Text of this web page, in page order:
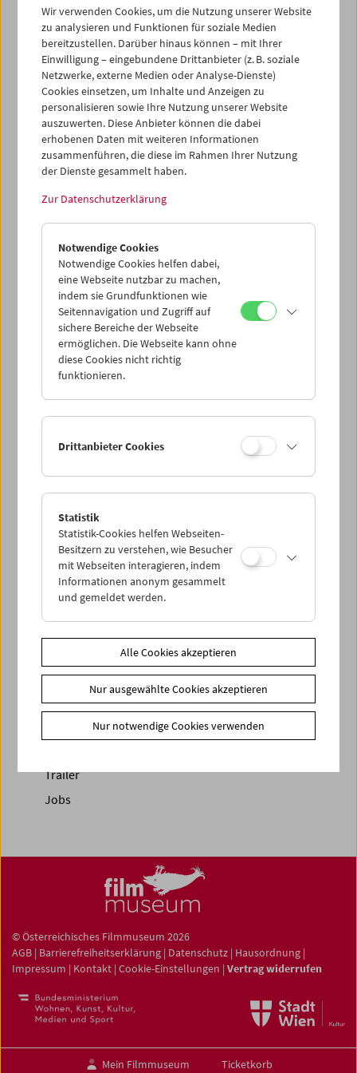
der ItalienierinAlice Rohrwacher. Im Anschluss fand ein
Publikumsgespräch mit der Regisseurin statt.
ProgrammSept / Okt 2014 - Premiere
< zurück zur Übersicht
Share on
News
Newsletter
Fotos unserer Gäste
Trailer
Jobs
© Österreichisches Filmmuseum 2026
AGB | Barrierefreiheitserklärung | Datenschutz | Hausordnung |
Impressum | Kontakt | Cookie-Einstellungen | Vertrag widerrufen
Mein Filmmuseum Ticketkorb
Wir verwenden Cookies, um die Nutzung unserer Website
zu analysieren und Funktionen für soziale Medien
bereitzustellen. Darüber hinaus können – mit Ihrer
Einwilligung – eingebundene Drittanbieter (z. B. soziale
Netzwerke, externe Medien oder Analyse-Dienste)
Cookies einsetzen, um Inhalte und Anzeigen zu
personalisieren sowie Ihre Nutzung unserer Website
auszuwerten. Diese Anbieter können die dabei
erhobenen Daten mit weiteren Informationen
zusammenführen, die diese im Rahmen Ihrer Nutzung
der Dienste gesammelt haben.
Zur Datenschutzerklärung
Notwendige Cookies
Notwendige Cookies helfen dabei,
eine Webseite nutzbar zu machen,
indem sie Grundfunktionen wie
Seitennavigation und Zugriff auf
sichere Bereiche der Webseite
ermöglichen. Die Webseite kann ohne
diese Cookies nicht richtig
funktionieren.
Drittanbieter Cookies
Statistik
Statistik-Cookies helfen Webseiten-
Besitzern zu verstehen, wie Besucher
mit Webseiten interagieren, indem
Informationen anonym gesammelt
und gemeldet werden.
Alle Cookies akzeptieren
Nur ausgewählte Cookies akzeptieren
Nur notwendige Cookies verwenden